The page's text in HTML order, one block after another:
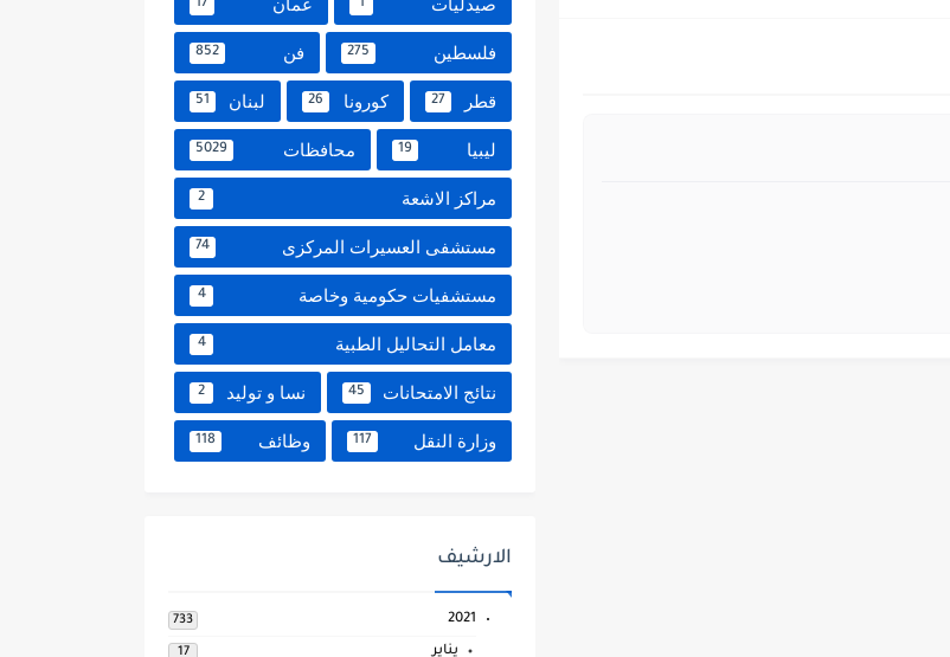
صيدليات 1 عمان 17
فلسطين 275 فن 852
قطر 27 كورونا 26 لبنان 51
ليبيا 19 محافظات 5029
مراكز الاشعة 2
مستشفى العسيرات المركزى 74
مستشفيات حكومية وخاصة 4
معامل التحاليل الطبية 4
نتائج الامتحانات 45 نسا و توليد 2
وزارة النقل 117 وظائف 118
الارشيف
2021
733
يناير 17